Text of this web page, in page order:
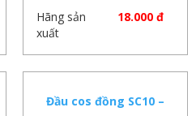
Hãng sản
xuất
18.000 đ
Đầu cos đồng SC10 –